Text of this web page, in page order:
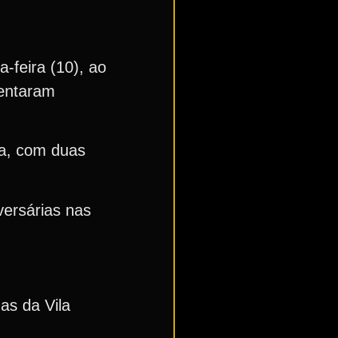
feira (10), ao
com duas
nas
da Vila